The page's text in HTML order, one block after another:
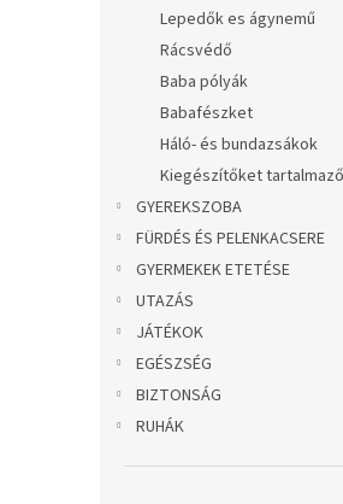
Lepedők es ágynemű
Rácsvédő
Baba pólyák
Babafészket
Háló- és bundazsákok
Kiegészítőket
GYEREKSZOBA
FÜRDÉS ÉS PELENKACSERE
GYERMEKEK ETETÉSE
UTAZÁS
JÁTÉKOK
EGÉSZSÉG
BIZTONSÁG
RUHÁK